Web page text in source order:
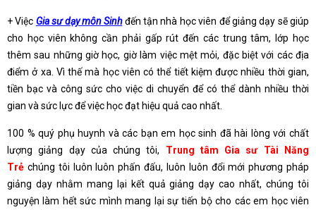
+ Việc Gia sư dạy môn Sinhđến tận nhà học viên để giảng dạy sẽ giúp
cho học viên không cần phải gấp rút đến các trung tâm, lớp học
thêm sau những giờ học, giờ làm việc mệt mỏi, đặc biệt với các địa
điểm ở xa. Vì thế mà học viên có thể tiết kiệm được nhiều thời gian,
tiền bạc và công sức cho việc di chuyển để có thể dành nhiều thời
gian và sức lực để việc học đạt hiệu quả cao nhất.
100 % quý phụ huynh và các bạn em học sinh đã hài lòng với chất
lượng giảng dạy của chúng tôi, Trung tâm Gia sư Tài Năng
Trẻ chúng tôi luôn luôn phấn đấu, luôn luôn đổi mới phương pháp
giảng dạy nhằm mang lại kết quả giảng dạy cao nhất, chúng tôi
nguyện làm hết sức mình mang lại sự tiến bộ cho các em học viên